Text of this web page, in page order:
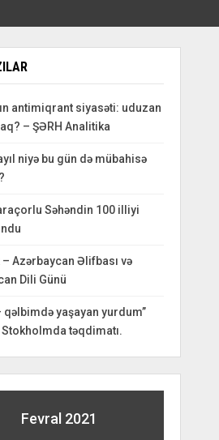
antimiqrant siyasəti: uduzan
– ŞƏRH Analitika
niyə bu gün də mübahisə
Səhəndin 100 illiyi
– Azərbaycan Əlifbası və
Dili Günü
qəlbimdə yaşayan yurdum”
Stokholmda təqdimatı.
Fevral 2021